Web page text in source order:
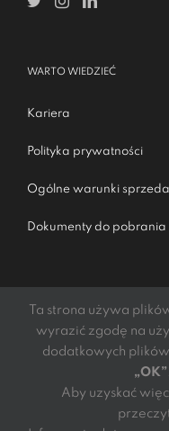
WARTO WIEDZIEĆ
Kariera
Polityka prywatności
Ogólne warunki
Dokumenty do pobrania
Podmiotem
Ta strona używa
wyrazić zgodę na
dodatkowych
„OK”
Aby uzyskać